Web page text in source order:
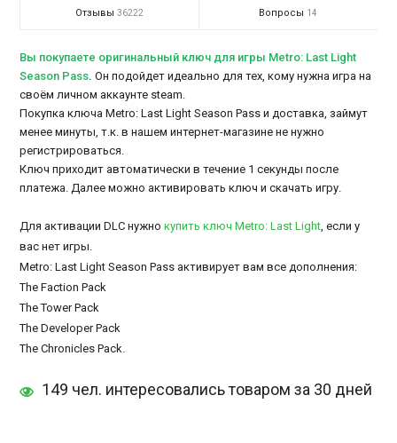
Отзывы 36222 Вопросы 14
Вы покупаете оригинальный ключ для игры Metro: Last Light
Season Pass. Он подойдет идеально для тех, кому нужна игра на
своём личном аккаунте steam.
Покупка ключа Metro: Last Light Season Pass и доставка, займут
менее минуты, т.к. в нашем интернет-магазине не нужно
регистрироваться.
Ключ приходит автоматически в течение 1 секунды после
платежа. Далее можно активировать ключ и скачать игру.
Для активации DLC нужнокупить ключ Metro: Last Light, если у
вас нет игры.
Metro: Last Light Season Pass активирует вам все дополнения:
The Faction Pack
The Tower Pack
The Developer Pack
The Chronicles Pack.
149 чел. интересовались товаром за 30 дней